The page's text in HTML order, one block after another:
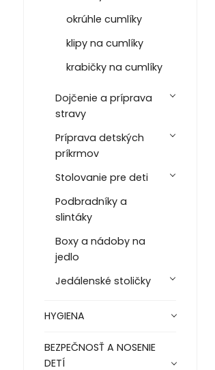
okrúhle cumlíky
klipy na cumlíky
krabičky na cumlíky
Dojčenie a príprava
stravy
Príprava detských
príkrmov
Stolovanie pre deti
Podbradníky a
slintáky
Boxy a nádoby na
jedlo
Jedálenské stoličky
HYGIENA
BEZPEČNOSŤ A NOSENIE
DETÍ